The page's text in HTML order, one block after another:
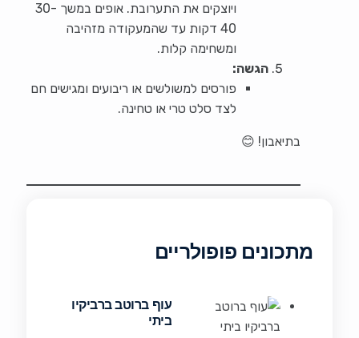
ויוצקים את התערובת. אופים במשך 30-
40 דקות עד שהמעקודה מזהיבה
ומשחימה קלות.
הגשה:
פורסים למשולשים או ריבועים ומגישים חם
לצד סלט טרי או טחינה.
בתיאבון! 😊
מתכונים פופולריים
עוף ברוטב ברביקיו
ביתי